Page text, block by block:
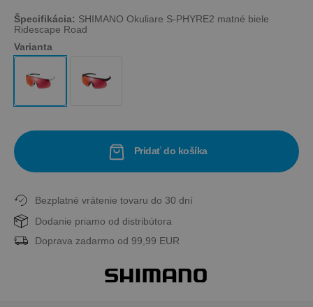
Špecifikácia: SHIMANO Okuliare S-PHYRE2 matné biele
Ridescape Road
Varianta
Pridať do košíka
Bezplatné vrátenie tovaru do 30 dní
Dodanie priamo od distribútora
Doprava zadarmo od 99,99 EUR